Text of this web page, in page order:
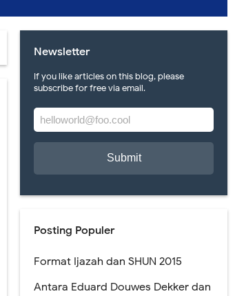
Newsletter
If you like articles on this blog, please
subscribe for free via email.
Posting Populer
Format Ijazah dan SHUN 2015
Antara Eduard Douwes Dekker dan